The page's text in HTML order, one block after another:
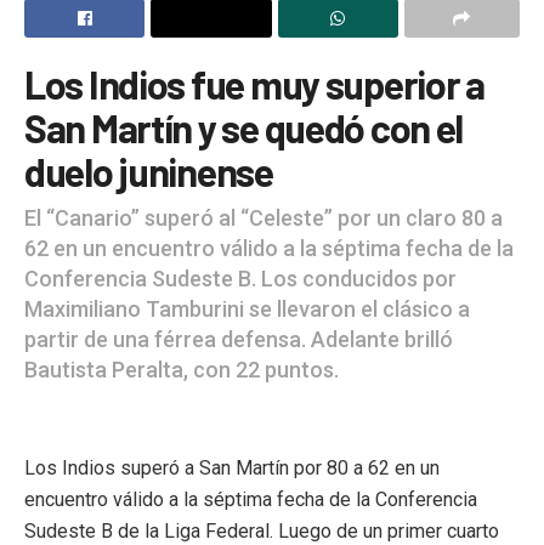
Los Indios fue muy superior a
San Martín y se quedó con el
duelo juninense
El “Canario” superó al “Celeste” por un claro 80 a
62 en un encuentro válido a la séptima fecha de la
Conferencia Sudeste B. Los conducidos por
Maximiliano Tamburini se llevaron el clásico a
partir de una férrea defensa. Adelante brilló
Bautista Peralta, con 22 puntos.
Los Indios superó a San Martín por 80 a 62 en un
encuentro válido a la séptima fecha de la Conferencia
Sudeste B de la Liga Federal. Luego de un primer cuarto